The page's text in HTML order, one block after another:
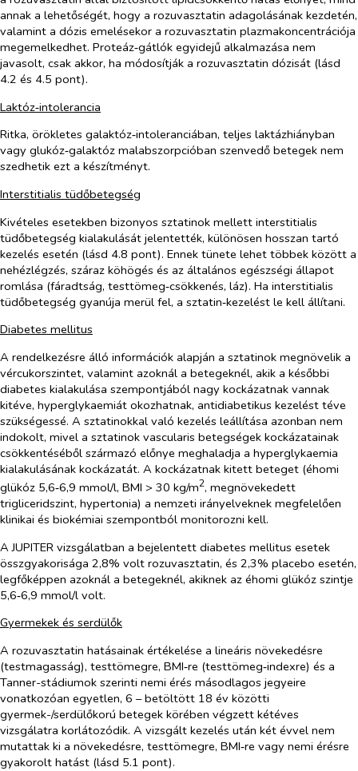
annak a lehetőségét, hogy a rozuvasztatin adagolásának kezdetén,
valamint a dózis emelésekor a rozuvasztatin plazmakoncentrációja
megemelkedhet. Proteáz‑gátlók egyidejű alkalmazása nem
javasolt, csak akkor, ha módosítják a rozuvasztatin dózisát (lásd
4.2 és 4.5 pont).
Laktóz‑intolerancia
Ritka, örökletes galaktóz‑intoleranciában, teljes laktázhiányban
vagy glukóz‑galaktóz malabszorpcióban szenvedő betegek nem
szedhetik ezt a készítményt.
Interstitialis tüdőbetegség
Kivételes esetekben bizonyos sztatinok mellett interstitialis
tüdőbetegség kialakulását jelentették, különösen hosszan tartó
kezelés esetén (lásd 4.8 pont). Ennek tünete lehet többek között a
nehézlégzés, száraz köhögés és az általános egészségi állapot
romlása (fáradtság, testtömeg‑csökkenés, láz). Ha interstitialis
tüdőbetegség gyanúja merül fel, a sztatin‑kezelést le kell állítani.
Diabetes mellitus
A rendelkezésre álló információk alapján a sztatinok megnövelik a
vércukorszintet, valamint azoknál a betegeknél, akik a későbbi
diabetes kialakulása szempontjából nagy kockázatnak vannak
kitéve, hyperglykaemiát okozhatnak, antidiabetikus kezelést téve
szükségessé. A sztatinokkal való kezelés leállítása azonban nem
indokolt, mivel a sztatinok vascularis betegségek kockázatainak
csökkentéséből származó előnye meghaladja a hyperglykaemia
kialakulásának kockázatát. A kockázatnak kitett beteget (éhomi
glükóz 5,6‑6,9 mmol/l, BMI > 30 kg/m2, megnövekedett
trigliceridszint, hypertonia) a nemzeti irányelveknek megfelelően
klinikai és biokémiai szempontból monitorozni kell.
A JUPITER vizsgálatban a bejelentett diabetes mellitus esetek
összgyakorisága 2,8% volt rozuvasztatin, és 2,3% placebo esetén,
legfőképpen azoknál a betegeknél, akiknek az éhomi glükóz szintje
5,6‑6,9 mmol/l volt.
Gyermekek és serdülők
A rozuvasztatin hatásainak értékelése a lineáris növekedésre
(testmagasság), testtömegre, BMI‑re (testtömeg‑indexre) és a
Tanner-stádiumok szerinti nemi érés másodlagos jegyeire
vonatkozóan egyetlen, 6 – betöltött 18 év közötti
gyermek-/serdülőkorú betegek körében végzett kétéves
vizsgálatra korlátozódik. A vizsgált kezelés után két évvel nem
mutattak ki a növekedésre, testtömegre, BMI‑re vagy nemi érésre
gyakorolt hatást (lásd 5.1 pont).